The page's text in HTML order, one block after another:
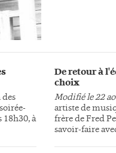
18h30, à
De retour à
choix
Modifié le 22
artiste de
frère de Fred
savoir-faire